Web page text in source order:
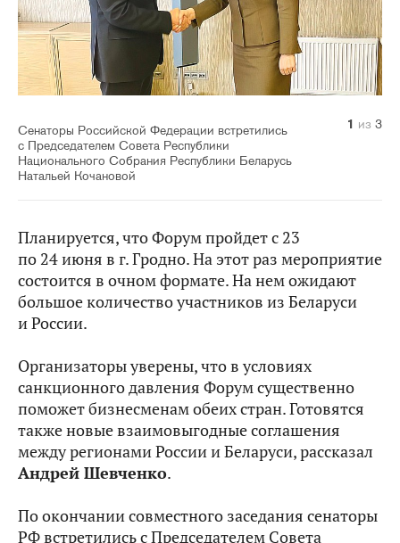
Сенаторы Российской Федерации встретились
с Председателем Совета Республики
Национального Собрания Республики Беларусь
Натальей Кочановой
1 из 3
2 из 3
3 из 3
Планируется, что Форум пройдет с 23
по 24 июня в г. Гродно. На этот раз мероприятие
состоится в очном формате. На нем ожидают
большое количество участников из Беларуси
и России.
Организаторы уверены, что в условиях
санкционного давления Форум существенно
поможет бизнесменам обеих стран. Готовятся
также новые взаимовыгодные соглашения
между регионами России и Беларуси, рассказал
Андрей Шевченко.
По окончании совместного заседания сенаторы
РФ встретились с Председателем Совета